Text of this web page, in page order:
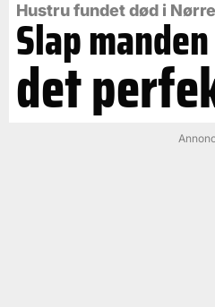
Hustru fundet død i
Slap
det